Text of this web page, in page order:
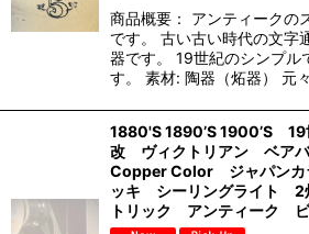
商品概要： アンティークの
です。 古い古い時代の文字
器です。 19世紀のシンプル
す。 素材: 陶器（炻器） 元
1880'S 1890’S 1900’S
改 ヴィクトリアン ベア
Copper Color ジャパンカ
ッキ シーリングライト 2
トリック アンティーク